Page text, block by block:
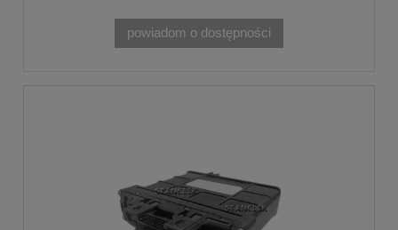
powiadom o dostępności